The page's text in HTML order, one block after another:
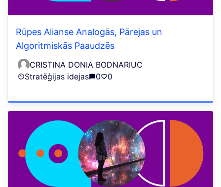
Rūpes Alianse Analogās, Pārejas un
Algoritmiskās Paaudzēs
CRISTINA DONIA BODNARIUC
Stratēģijas idejas
0 0